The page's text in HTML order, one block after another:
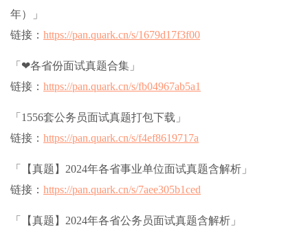
年）」
链接： https://pan.quark.cn/s/1679d17f3f00
「❤各省份面试真题合集」
链接： https://pan.quark.cn/s/fb04967ab5a1
「1556套公务员面试真题打包下载」
链接： https://pan.quark.cn/s/f4ef8619717a
「【真题】2024年各省事业单位面试真题含解析」
链接： https://pan.quark.cn/s/7aee305b1ced
「【真题】2024年各省公务员面试真题含解析」